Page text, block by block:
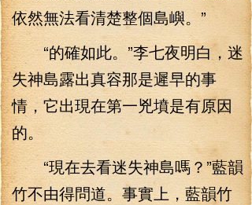
依然無法看清楚整個島嶼。”
“的確如此。”李七夜明白，迷
失神島露出真容那是遲早的事
情，它出現在第一兇墳是有原因
的。
“現在去看迷失神島嗎？”藍韻
竹不由得問道。事實上，藍韻竹